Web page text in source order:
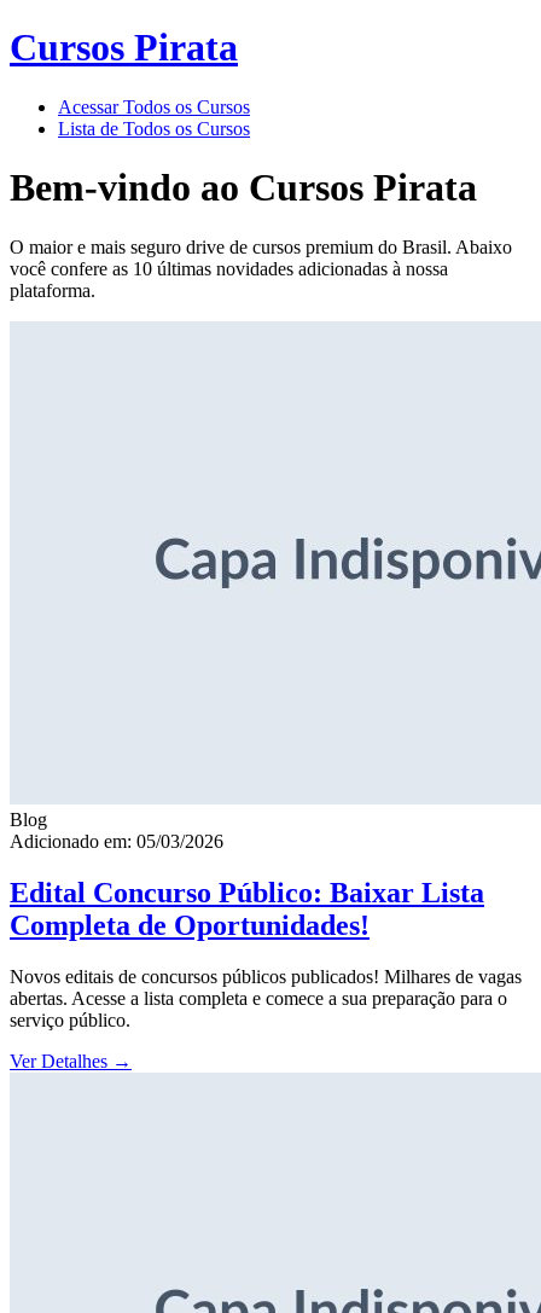
Cursos Pirata
Acessar Todos os Cursos
Lista de Todos os Cursos
Bem-vindo ao Cursos Pirata
O maior e mais seguro drive de cursos premium do Brasil. Abaixo
você confere as 10 últimas novidades adicionadas à nossa
plataforma.
Blog
Adicionado em: 05/03/2026
Edital Concurso Público: Baixar Lista
Completa de Oportunidades!
Novos editais de concursos públicos publicados! Milhares de vagas
abertas. Acesse a lista completa e comece a sua preparação para o
serviço público.
Ver Detalhes →